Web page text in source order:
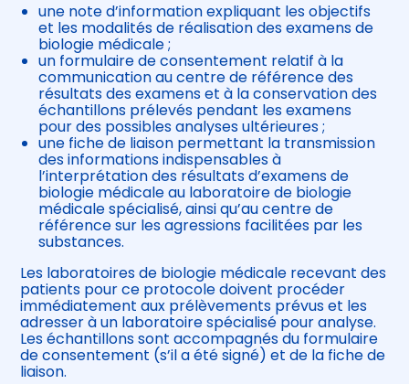
une note d’information expliquant les objectifs
et les modalités de réalisation des examens de
biologie médicale ;
un formulaire de consentement relatif à la
communication au centre de référence des
résultats des examens et à la conservation des
échantillons prélevés pendant les examens
pour des possibles analyses ultérieures ;
une fiche de liaison permettant la transmission
des informations indispensables à
l’interprétation des résultats d’examens de
biologie médicale au laboratoire de biologie
médicale spécialisé, ainsi qu’au centre de
référence sur les agressions facilitées par les
substances.
Les laboratoires de biologie médicale recevant des
patients pour ce protocole doivent procéder
immédiatement aux prélèvements prévus et les
adresser à un laboratoire spécialisé pour analyse.
Les échantillons sont accompagnés du formulaire
de consentement (s’il a été signé) et de la fiche de
liaison.